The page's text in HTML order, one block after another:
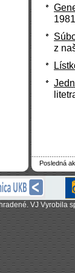
z
Posledná
VJ Vyrobila